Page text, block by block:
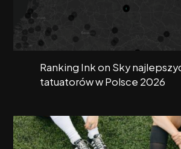
Ranking Ink on Sky
tatuatorów w Polsce 2026